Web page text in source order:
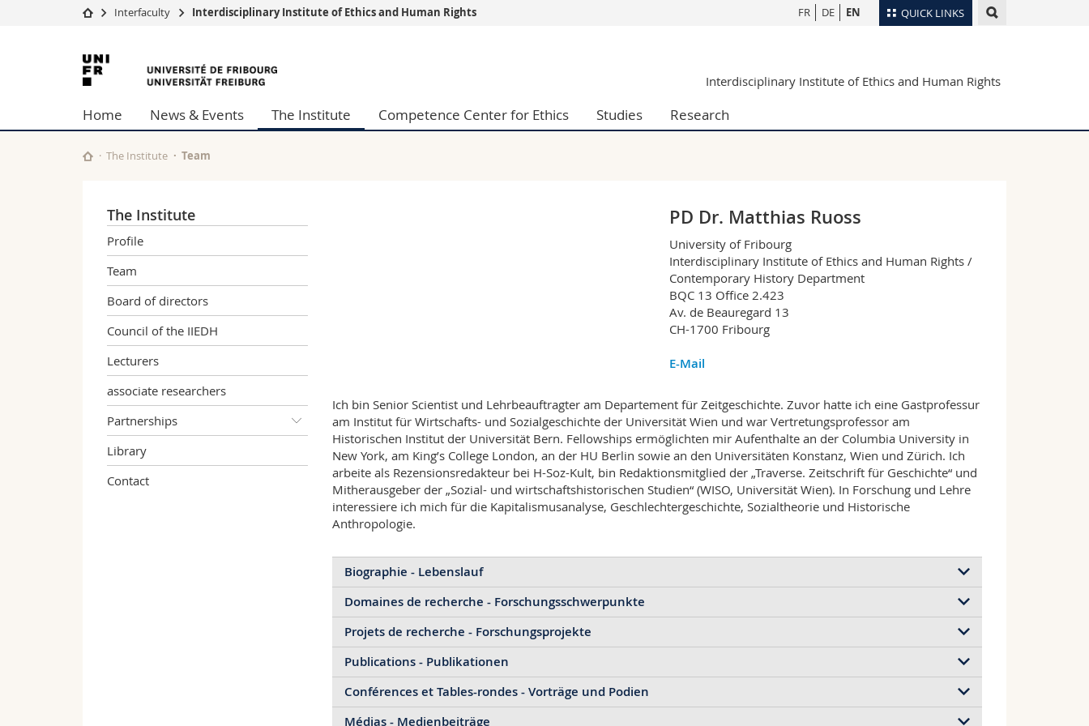
QUICK LINKS
University
Studies
Research
University
Continuing education
Management, Economics and Social sciences
Humanities
Prospective students
Medias
Researchers
Maps/Orientation
Webmail
FR DE EN
Interfaculty Interdisciplinary Institute of Ethics and Human Rights
University
of
Fribourg
Interdisciplinary Institute of Ethics and Human Rights
Home News & Events The Institute Competence Center for Ethics Studies Research
The Institute Team
The Institute
Profile
Team
Board of directors
Council of the IIEDH
Lecturers
associate researchers
Partnerships
Library
Contact
PD Dr. Matthias Ruoss
University of Fribourg
Interdisciplinary Institute of Ethics and Human Rights /
Contemporary History Department
BQC 13 Office 2.423
Av. de Beauregard 13
CH-1700 Fribourg
E-Mail
Ich bin Senior Scientist und Lehrbeauftragter am Departement für Zeitgeschichte. Zuvor hatte ich eine Gastprofessur
am Institut für Wirtschafts- und Sozialgeschichte der Universität Wien und war Vertretungsprofessor am
Historischen Institut der Universität Bern. Fellowships ermöglichten mir Aufenthalte an der Columbia University in
New York, am King’s College London, an der HU Berlin sowie an den Universitäten Konstanz, Wien und Zürich. Ich
arbeite als Rezensionsredakteur bei H-Soz-Kult, bin Redaktionsmitglied der „Traverse. Zeitschrift für Geschichte“ und
Mitherausgeber der „Sozial- und wirtschaftshistorischen Studien“ (WISO, Universität Wien). In Forschung und Lehre
interessiere ich mich für die Kapitalismusanalyse, Geschlechtergeschichte, Sozialtheorie und Historische
Anthropologie.
Biographie - Lebenslauf
2025/2026 Gastprofessor, Institut für Wirtschafts- und Sozialgeschichte, Universität Wien
SS 2025 Vertretungsprofessor (Lehrstuhl Prof. Dr. Christof Dejung), Historisches Institut,
Universität Bern
2023 Habilitation, Venia Legendi „Neuere und Neueste Geschichte“, Universität Fribourg
2016 Certificate of Advanced Studies in Higher Education, Universität Bern (CAS HE Unibe)
Domaines de recherche - Forschungsschwerpunkte
Geschichte des Kapitalismus
Geschichte der Arbeit
Geschlechtergeschichte
Wissensgeschichte
Geschichte der Armut und sozialen Sicherheit
Historische Anthropologie
Projets de recherche - Forschungsprojekte
2025Making History: Archival Activism (to Archive Activism) in the Interwar Period, SNF-
Forschungsprojekt (10004550), Laufzeit: 4 Jahre, Beginn: 01.09.2025
2024Behind the Scenes: The History of Volunteering in Switzerland, SNF-Agora Projekt (LAAGP0_223974):
Laufzeit: 1.5 Jahre, Beginn: 01.11.2024
Publications - Publikationen
Monografien
Auf Pump. Ratenkredite im industriellen Kapitalismus (1860-1910), Göttingen 2024.
Conférences et Tables-rondes - Vorträge und Podien
Médias - Medienbeiträge